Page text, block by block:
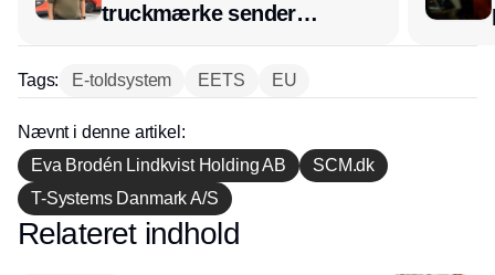
truckmærke sender
lagerchef stafetten videre
hos INOX
Tags: E-toldsystem EETS EU
Nævnt i denne artikel:
Eva Brodén Lindkvist Holding AB
SCM.dk
T-Systems Danmark A/S
Annonce
Relateret indhold